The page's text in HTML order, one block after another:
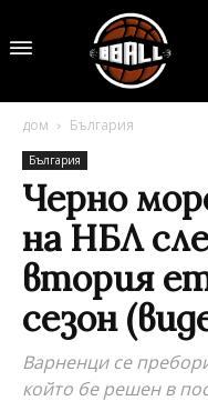
дом България
България
Черно
на НБЛ
втория
сезон
Варненци се
който бе решен в